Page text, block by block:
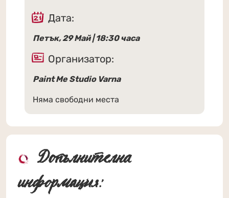
Дата:
Петък, 29 Май | 18:30 часа
Организатор:
Paint Me Studio Varna
Няма свободни места
Допълнителна
информация: